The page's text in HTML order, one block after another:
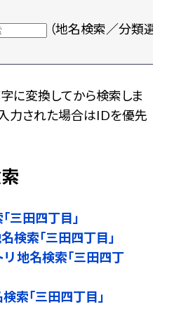
（地名検索／分類選択
に変換してから検索しま
力された場合はIDを優先
三田四丁目」
検索「三田四丁目」
地名検索「三田四丁
索「三田四丁目」